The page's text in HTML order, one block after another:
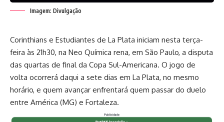
Imagem: Divulgação
Corinthians e Estudiantes de La Plata iniciam nesta terça-
feira às 21h30, na Neo Química rena, em São Paulo, a disputa
das quartas de final da Copa Sul-Americana. O jogo de
volta ocorrerá daqui a sete dias em La Plata, no mesmo
horário, e quem avançar enfrentará quem passar do duelo
entre América (MG) e Fortaleza.